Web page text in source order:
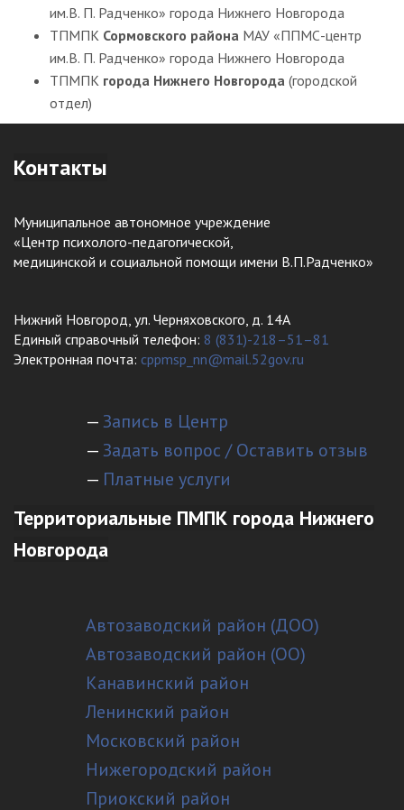
им.В. П. Радченко» города Нижнего Новгорода
ТПМПК Сормовского района МАУ «ППМС-центр
им.В. П. Радченко» города Нижнего Новгорода
ТПМПК города Нижнего Новгорода (городской
отдел)
Контакты
Муниципальное автономное учреждение
«Центр психолого-педагогической,
медицинской и социальной помощи имени В.П.Радченко»
Нижний Новгород, ул. Черняховского, д. 14А
Единый справочный телефон: 8 (831)-218–51–81
Электронная почта: cppmsp_nn@mail.52gov.ru
—Запись в Центр
—Задать вопрос / Оставить отзыв
— Платные услуги
Территориальные ПМПК города Нижнего
Новгорода
Автозаводский район (ДОО)
Автозаводский район (ОО)
Канавинский район
Ленинский район
Московский район
Нижегородский район
Приокский район